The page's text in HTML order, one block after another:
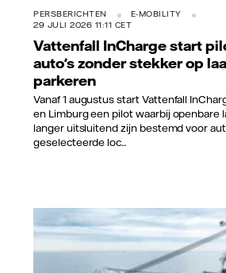
PERSBERICHTEN
E-MOBILITY
29 JULI 2026 11:11 CET
Vattenfall InCharge start
auto's zonder stekker op
parkeren
Vanaf 1 augustus start Vattenfall
en Limburg een pilot waarbij openbare
langer uitsluitend zijn bestemd voor
geselecteerde loc...